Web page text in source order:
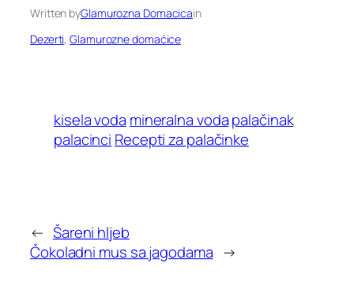
Written byGlamurozna Domacicain
Dezerti, Glamurozne domaćice
kisela voda mineralna vodapalačinak
palacinci Recepti za palačinke
← Šareni hljeb
Čokoladni mus sa jagodama →